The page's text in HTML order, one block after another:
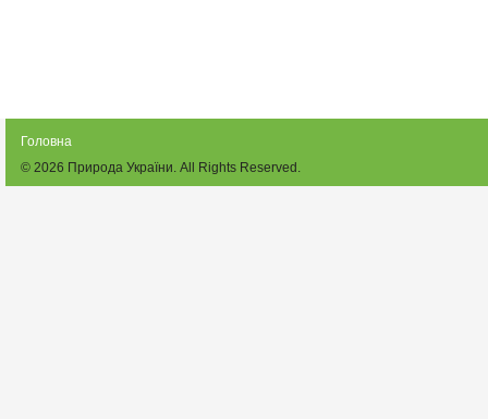
Головна
© 2026 Природа України. All Rights Reserved.